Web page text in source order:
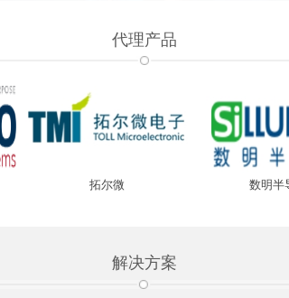
代理产品
拓尔微 数明半导
解决方案